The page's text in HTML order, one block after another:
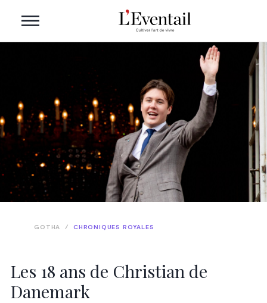
Les 18 ans de Christian de
Danemark
GOTHA / CHRONIQUES ROYALES